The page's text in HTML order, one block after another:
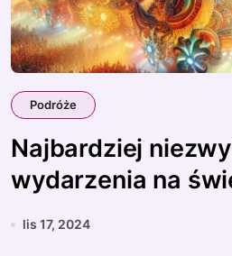
Podróże
Najbardziej
wydarzenia na
lis 17, 2024